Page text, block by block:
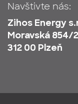
Navštivte nás:
Zihos Energy
Moravská 854/2
312 00 Plzeň